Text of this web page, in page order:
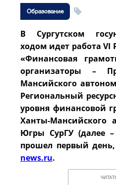
Образование
В Сургутском
ходом идет работа VI
«Финансовая
организаторы –
Мансийского
Региональный
уровня финансовой
Ханты-Мансийского
Югры СурГУ (далее
прошел первый
news.ru.